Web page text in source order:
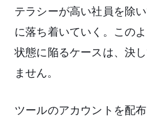
テラシーが高い社員を除
に落ち着いていく。この
状態に陥るケースは、決
ません。
ツールのアカウントを配